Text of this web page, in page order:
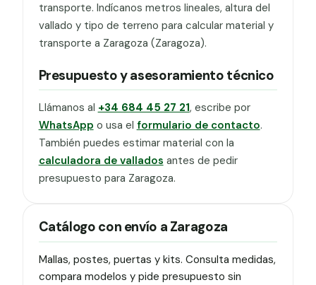
transporte. Indícanos metros lineales, altura del
vallado y tipo de terreno para calcular material y
transporte a Zaragoza (Zaragoza).
Presupuesto y asesoramiento técnico
Llámanos al +34 684 45 27 21, escribe por
WhatsApp o usa el formulario de contacto.
También puedes estimar material con la
calculadora de vallados antes de pedir
presupuesto para Zaragoza.
Catálogo con envío a Zaragoza
Mallas, postes, puertas y kits. Consulta medidas,
compara modelos y pide presupuesto sin